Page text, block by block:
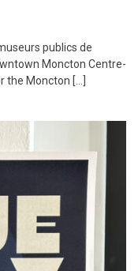
publics de
Moncton Centre-
the Moncton […]